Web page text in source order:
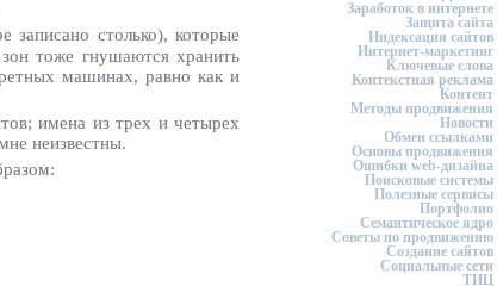
записано столько), которые
тоже гнушаются хранить
машинах, равно как и
имена из трех и четырех
неизвестны.
Заработок в интернете
Защита сайта
Индексация сайтов
Интернет-маркетинг
Ключевые слова
Контекстная реклама
Контент
Методы продвижения
Новости
Обмен ссылками
Основы продвижения
Ошибки web-дизайна
Поисковые системы
Полезные сервисы
Портфолио
Семантическое ядро
Советы по продвижению
Создание сайтов
Социальные сети
ТИЦ